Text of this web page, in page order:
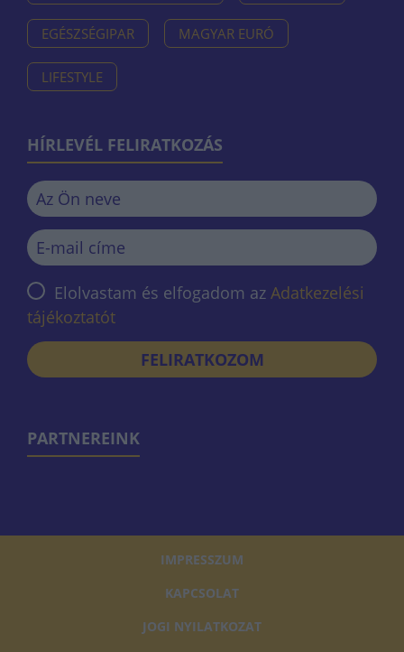
EGÉSZSÉGIPAR MAGYAR EURÓ
LIFESTYLE
HÍRLEVÉL FELIRATKOZÁS
Elolvastam és elfogadom az Adatkezelési
tájékoztatót
FELIRATKOZOM
PARTNEREINK
IMPRESSZUM
KAPCSOLAT
JOGI NYILATKOZAT